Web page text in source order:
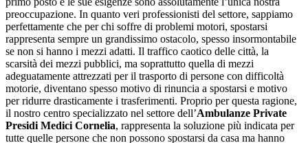
preoccupazione. In quanto veri professionisti del settore, sappiamo
perfettamente che per chi soffre di problemi motori, spostarsi
rappresenta sempre un grandissimo ostacolo, spesso insormontabile
se non si hanno i mezzi adatti. Il traffico caotico delle città, la
scarsità dei mezzi pubblici, ma soprattutto quella di mezzi
adeguatamente attrezzati per il trasporto di persone con difficoltà
motorie, diventano spesso motivo di rinuncia a spostarsi e motivo
per ridurre drasticamente i trasferimenti. Proprio per questa ragione,
il nostro centro specializzato nel settore dell’Ambulanze Private
Presidi Medici Cornelia, rappresenta la soluzione più indicata per
tutte quelle persone che non possono spostarsi da casa ma hanno